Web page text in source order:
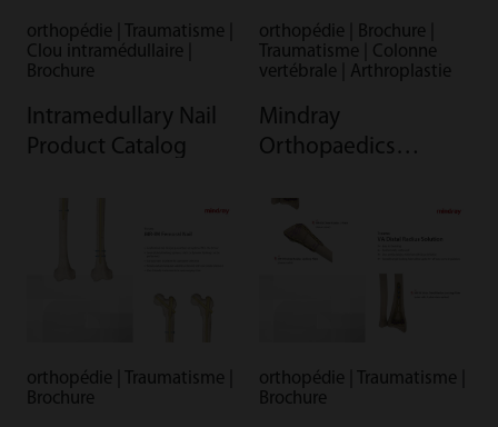
orthopédie | Traumatisme |
Clou intramédullaire |
Brochure
Intramedullary Nail
Product Catalog
orthopédie | Brochure |
Traumatisme | Colonne
vertébrale | Arthroplastie
Mindray
Orthopaedics
Solution Brochure
orthopédie | Traumatisme |
Brochure
orthopédie | Traumatisme |
Brochure